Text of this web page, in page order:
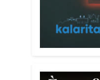
culture e popoli,
inserito nel
Pace e del